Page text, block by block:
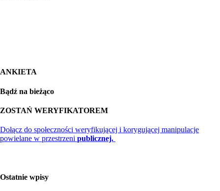
ANKIETA
Bądź na bieżąco
ZOSTAŃ WERYFIKATOREM
Dołącz do społeczności weryfikującej i korygującej manipulacje
powielane w przestrzeni publicznej.
Ostatnie wpisy